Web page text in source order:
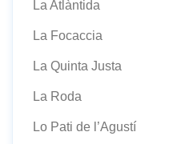
La Atlàntida
La Focaccia
La Quinta Justa
La Roda
Lo Pati de l’Agustí